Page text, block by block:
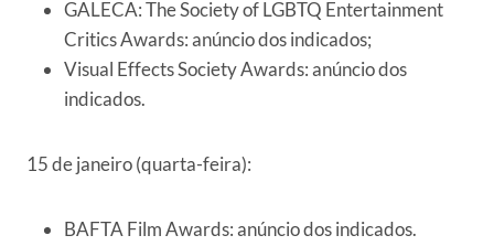
GALECA: The Society of LGBTQ Entertainment
Critics Awards: anúncio dos indicados;
Visual Effects Society Awards: anúncio dos
indicados.
15 de janeiro (quarta-feira):
BAFTA Film Awards: anúncio dos indicados.